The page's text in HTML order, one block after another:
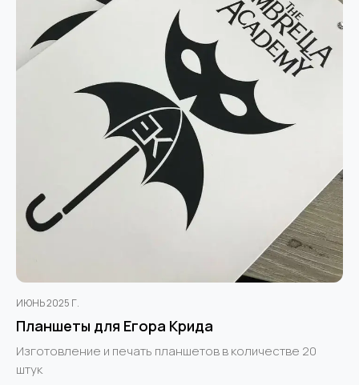
ИЮНЬ 2025 Г.
Планшеты для Егора Крида
Изготовление и печать планшетов в количестве 20
штук